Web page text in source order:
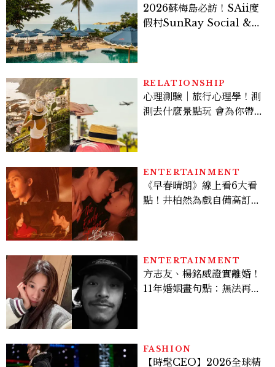
2026蘇梅島必訪！SAii度
假村SunRay Social &
RELATIONSHIP
心理測驗｜旅行心理學！測
測去什麼景點玩 會為你帶來
ENTERTAINMENT
《早春晴朗》線上看6大看
點！井柏然為戲自備高訂，
ENTERTAINMENT
方志友、楊銘威證實離婚！
11年婚姻畫句點：無法再做
FASHION
【時髦CEO】2026全球精